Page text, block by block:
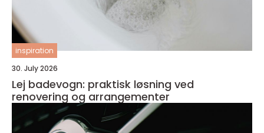
inspiration
30. July 2026
Lej badevogn: praktisk løsning ved
renovering og arrangementer